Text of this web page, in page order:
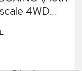
scale 4WD